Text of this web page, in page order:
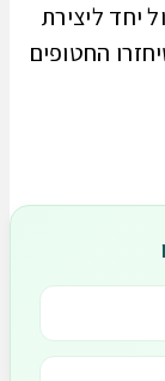
יחד ליצירת
החטופים